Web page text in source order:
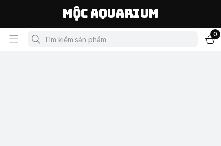
Mộc Aquarium
0